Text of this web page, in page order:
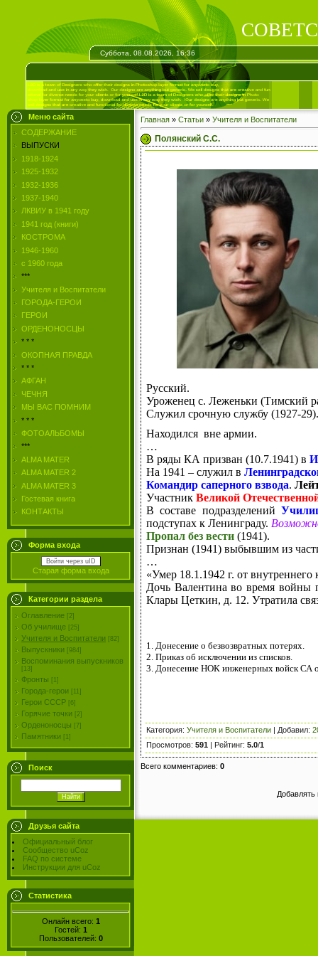
Суббота, 08.08.2026, 16:36
Меню сайта
СОДЕРЖАНИЕ
ВЫПУСКИ
1918-1924
1925-1932
1932-1936
1937-1940
ЛКВИУ в 1941 году
1941 год (книги)
КОСТРОМА
1946-1960
с 1960 года
***
Учителя и Воспитатели
ГОРОДА-ГЕРОИ
ГЕРОИ
ОРДЕНОНОСЦЫ
* * *
ОКОПНАЯ ПРАВДА
* * *
АФГАН
ЧЕЧНЯ
МЫ ВАС ПОМНИМ
* * *
ФОТОАЛЬБОМЫ
***
ALMA MATER
ALMA MATER 2
ALMA MATER 3
Гостевая книга
КОНТАКТЫ
Форма входа
Войти через uID
Старая форма входа
Категории раздела
Оглавление
[2]
Об училище [25]
Учителя и Воспитатели [82]
Выпускники [984]
Воспоминания выпускников
[13]
Фронты [1]
Города-герои [11]
Герои СССР [6]
Горячие точки [2]
Орденоносцы [7]
Памятники [1]
Поиск
Друзья сайта
Официальный блог
Сообщество uCoz
FAQ по системе
Инструкции для uCoz
Статистика
Онлайн всего: 1
Гостей: 1
Пользователей: 0
Главная » Статьи » Учителя и Воспитатели
Полянский С.С.
Русский.
Уроженец с. Леженьки (Тимский
Служил срочную службу (1927-
Находился вне армии.
…
В ряды КА призван (10.7.1941) в
На 1941 – служил в
Командир саперного взвода.
Участник Великой
В составе подразделений
подступах к Ленинграду.
Пропал без вести (1941).
Признан (1941) выбывшим из
…
«Умер 18.1.1942 г. от
Дочь Валентина во время войны
Клары Цеткин, д. 12. Утратила
1. Донесение о безвозвратных потерях.
2. Приказ об исключении из списков.
3. Донесение НОК инженерных войск СА
Категория: Учителя и Воспитатели | Добавил:
Просмотров: 591 | Рейтинг: 5.0/1
Всего комментариев: 0
Добавлять